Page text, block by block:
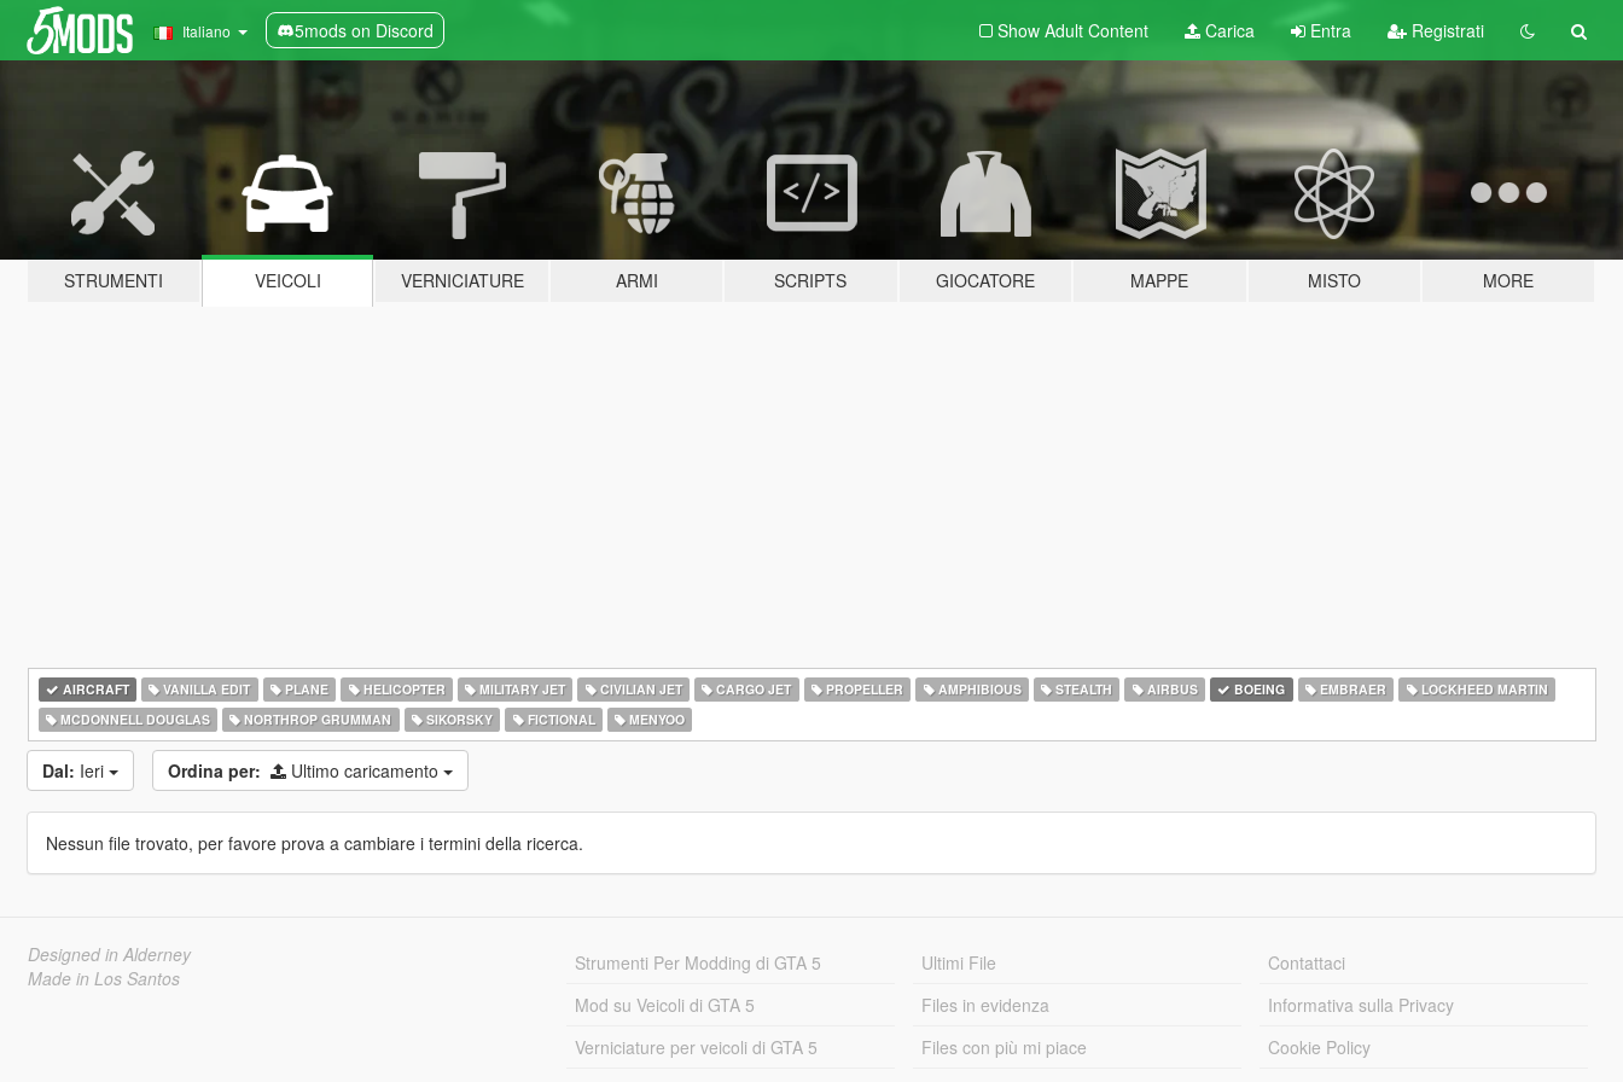
Italiano 5mods on Discord Show Adult Content Carica Entra Registrati
STRUMENTI VEICOLI VERNICIATURE ARMI SCRIPTS GIOCATORE MAPPE MISTO MORE
AIRCRAFT VANILLA EDIT PLANE HELICOPTER MILITARY JET CIVILIAN JET CARGO JET PROPELLER AMPHIBIOUS STEALTH AIRBUS BOEING EMBRAER
LOCKHEED MARTIN
MCDONNELL DOUGLAS
NORTHROP GRUMMAN SIKORSKY FICTIONAL MENYOO
Dal: Ieri Ordina per: Ultimo caricamento
Nessun file trovato, per favore prova a cambiare i termini della ricerca.
Designed in Alderney
Made in Los Santos
Strumenti Per Modding di GTA 5
Mod su Veicoli di GTA 5
Verniciature per veicoli di GTA 5
Ultimi File
Files in evidenza
Files con più mi piace
Contattaci
Informativa sulla Privacy
Cookie Policy